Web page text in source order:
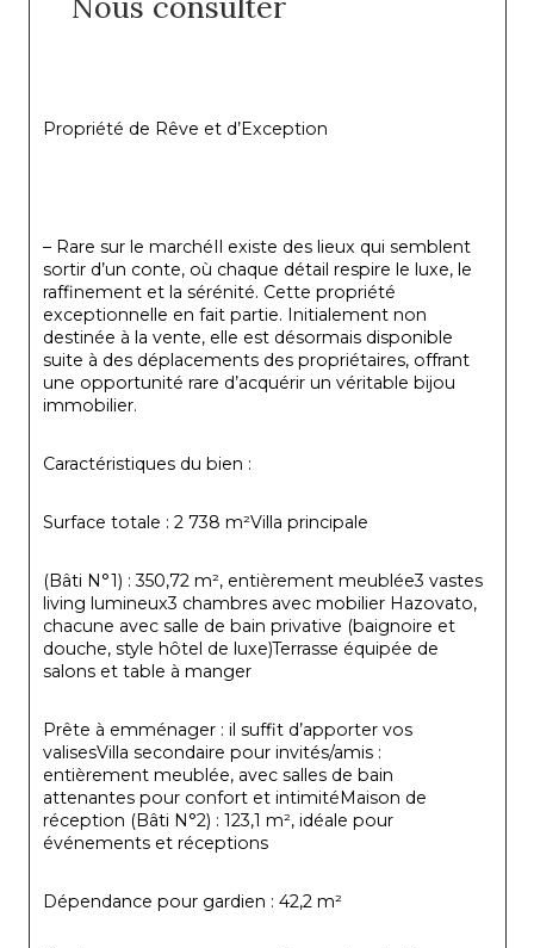
Propriété de Rêve et d’Exception
– Rare sur le marchéIl existe des lieux qui semblent
sortir d’un conte, où chaque détail respire le luxe, le
raffinement et la sérénité. Cette propriété
exceptionnelle en fait partie. Initialement non
destinée à la vente, elle est désormais disponible
suite à des déplacements des propriétaires, offrant
une opportunité rare d’acquérir un véritable bijou
immobilier.
Caractéristiques du bien :
Surface totale : 2 738 m²Villa principale
(Bâti N°1) : 350,72 m², entièrement meublée3 vastes
living lumineux3 chambres avec mobilier Hazovato,
chacune avec salle de bain privative (baignoire et
douche, style hôtel de luxe)Terrasse équipée de
salons et table à manger
Prête à emménager : il suffit d’apporter vos
valisesVilla secondaire pour invités/amis :
entièrement meublée, avec salles de bain
attenantes pour confort et intimitéMaison de
réception (Bâti N°2) : 123,1 m², idéale pour
événements et réceptions
Dépendance pour gardien : 42,2 m²